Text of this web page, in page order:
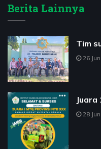
Berita Lainnya
Tim
26
28